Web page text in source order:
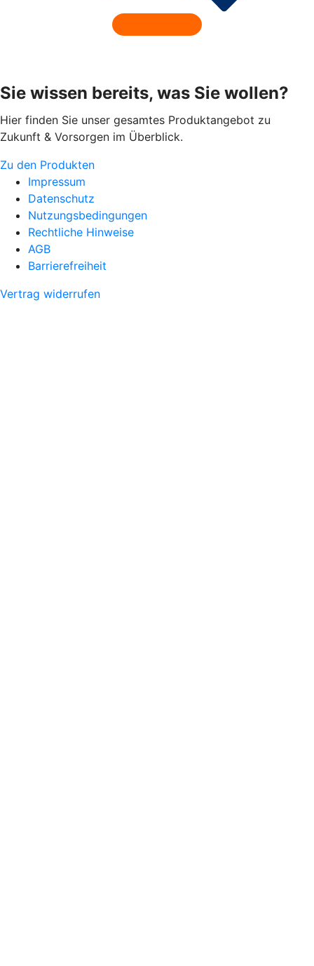
Sie wissen bereits, was Sie wollen?
Hier finden Sie unser gesamtes Produktangebot zu
Zukunft & Vorsorgen im Überblick.
Zu den Produkten
Impressum
Datenschutz
Nutzungsbedingungen
Rechtliche Hinweise
AGB
Barrierefreiheit
Vertrag widerrufen